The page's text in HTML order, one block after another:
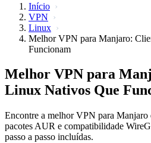
Início
VPN
Linux
Melhor VPN para Manjaro:
Funcionam
Melhor VPN para
Linux Nativos Que
Encontre a melhor VPN para
pacotes AUR e compatibilidade
passo a passo incluídas.